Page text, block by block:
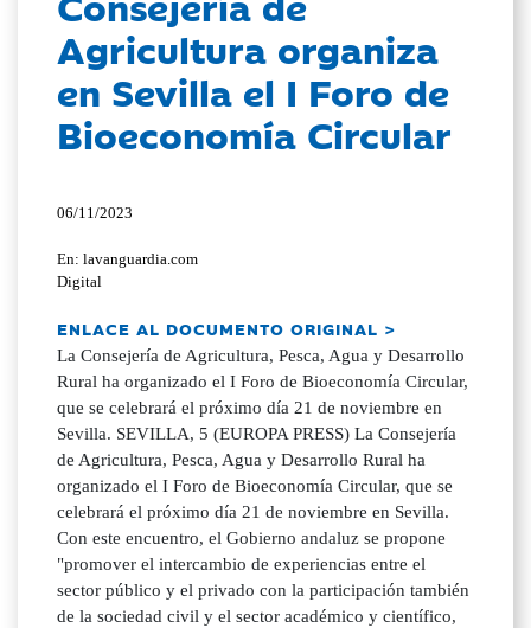
Agricultura organiza
en Sevilla el I Foro de
Bioeconomía Circular
06/11/2023
En: lavanguardia.com
Digital
ENLACE AL DOCUMENTO ORIGINAL >
La Consejería de Agricultura, Pesca, Agua y Desarrollo
Rural ha organizado el I Foro de Bioeconomía Circular,
que se celebrará el próximo día 21 de noviembre en
Sevilla. SEVILLA, 5 (EUROPA PRESS) La Consejería
de Agricultura, Pesca, Agua y Desarrollo Rural ha
organizado el I Foro de Bioeconomía Circular, que se
celebrará el próximo día 21 de noviembre en Sevilla.
Con este encuentro, el Gobierno andaluz se propone
"promover el intercambio de experiencias entre el
sector público y el privado con la participación también
de la sociedad civil y el sector académico y científico,